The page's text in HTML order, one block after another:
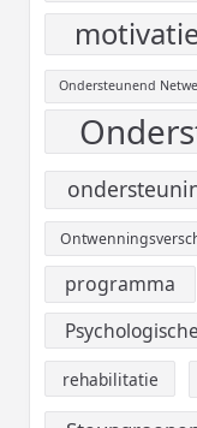
Ondersteunend
programma
rehabilitatie